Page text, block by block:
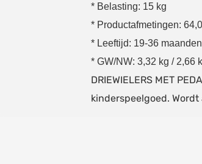
* Belasting: 15 kg
* Productafmetingen:
* Leeftijd: 19-36 maanden
* GW/NW: 3,32 kg / 2,66
DRIEWIELERS MET
kinderspeelgoed.